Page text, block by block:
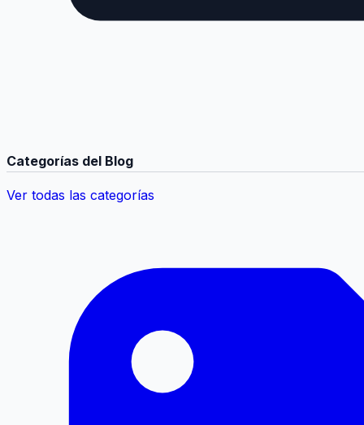
Categorías del Blog
Ver todas las categorías